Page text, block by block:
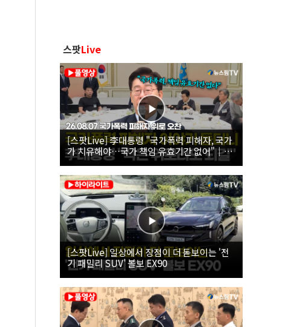
스팟Live
[스팟Live] 李대통령 "국가폭력 피해자, 국가
가 치유해야…국가 책임 유효기간 없어"｜
26.08.07 국가폭력 피해자 위로 오찬
[스팟Live] 일상에서 장점이 더 돋보이는 '전
기 패밀리 SUV' 볼보 EX90